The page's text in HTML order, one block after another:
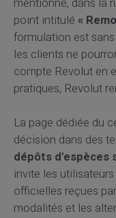
point intitulé «
formulation est
les clients ne
compte Revolut en
pratiques, Revolut
La page dédiée du
décision dans des
dépôts d'espèces
invite les
officielles reçues
modalités et les